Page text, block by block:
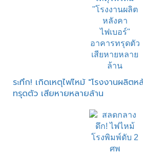
ระทึก! เกิดเหตุไฟไหม้ "โรงงานผลิตห
ทรุดตัว เสียหายหลายล้าน